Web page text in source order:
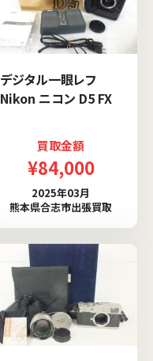
デジタル一眼レフ
Nikon ニコン D5 FX
買取金額
¥84,000
2025年03月
熊本県合志市出張買取